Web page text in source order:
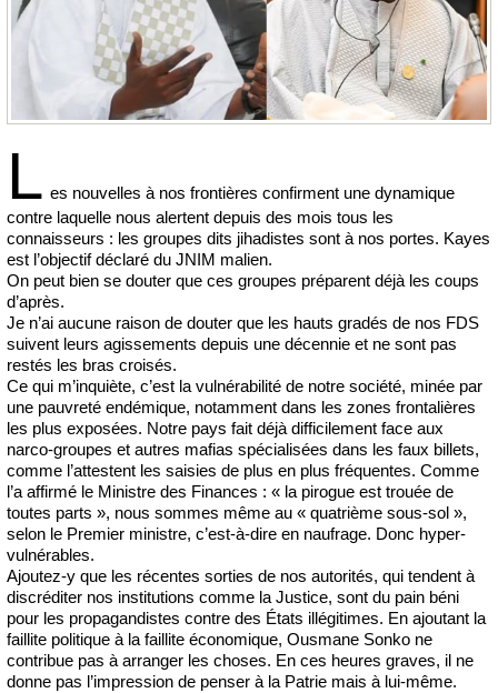
L es nouvelles à nos frontières confirment une dynamique
contre laquelle nous alertent depuis des mois tous les
connaisseurs : les groupes dits jihadistes sont à nos portes. Kayes
est l’objectif déclaré du JNIM malien.
On peut bien se douter que ces groupes préparent déjà les coups
d’après.
Je n’ai aucune raison de douter que les hauts gradés de nos FDS
suivent leurs agissements depuis une décennie et ne sont pas
restés les bras croisés.
Ce qui m’inquiète, c’est la vulnérabilité de notre société, minée par
une pauvreté endémique, notamment dans les zones frontalières
les plus exposées. Notre pays fait déjà difficilement face aux
narco-groupes et autres mafias spécialisées dans les faux billets,
comme l’attestent les saisies de plus en plus fréquentes. Comme
l’a affirmé le Ministre des Finances : « la pirogue est trouée de
toutes parts », nous sommes même au « quatrième sous-sol »,
selon le Premier ministre, c’est-à-dire en naufrage. Donc hyper-
vulnérables.
Ajoutez-y que les récentes sorties de nos autorités, qui tendent à
discréditer nos institutions comme la Justice, sont du pain béni
pour les propagandistes contre des États illégitimes. En ajoutant la
faillite politique à la faillite économique, Ousmane Sonko ne
contribue pas à arranger les choses. En ces heures graves, il ne
donne pas l’impression de penser à la Patrie mais à lui-même.